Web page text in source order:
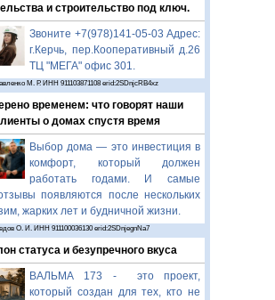
и строительство под ключ.
Звоните +7(978)141-05-03 Адрес:
г.Керчь, пер.Кооперативный д.26
ТЦ "МЕГА" офис 301.
М. Р. ИНН 911103871108 erid:2SDnjcRB4xz
временем: что говорят наши
о домах спустя время
Выбор дома — это инвестиция в
комфорт, который должен
работать годами. И самые
появляются после нескольких
жарких лет и будничной жизни.
О. И. ИНН 911100036130 erid:2SDnjegnNa7
статуса и безупречного вкуса
ВАЛЬМА 173 - это проект,
который создан для тех, кто не